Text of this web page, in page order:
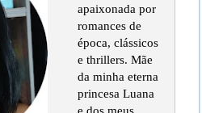
apaixonada por
romances de
época, clássicos
e thrillers. Mãe
da minha eterna
princesa Luana
e dos meus